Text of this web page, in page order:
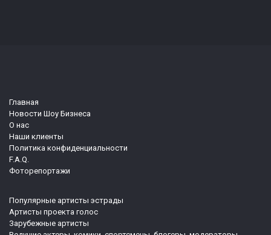
Главная
Новости Шоу Бизнеса
О нас
Наши клиенты
Политика конфиденциальности
F.A.Q.
Фоторепортажи
Популярные артисты эстрады
Артисты проекта голос
Зарубежные артисты